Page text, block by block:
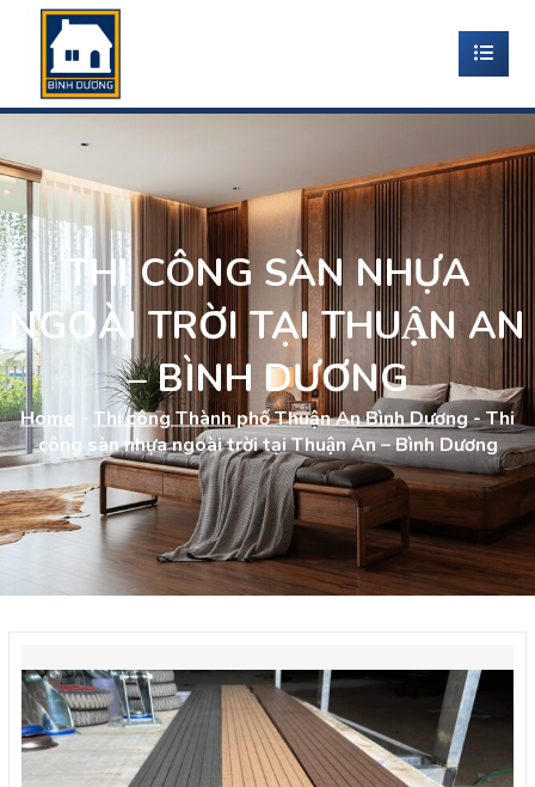
THI CÔNG SÀN NHỰA
NGOÀI TRỜI TẠI THUẬN AN
– BÌNH DƯƠNG
Home - Thi công Thành phố Thuận An Bình Dương-Thi
công sàn nhựa ngoài trời tại Thuận An – Bình Dương